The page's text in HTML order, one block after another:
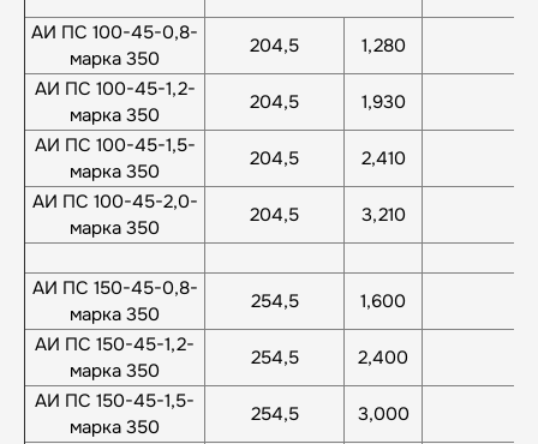
АИ ПС 100-45-0,8-
марка 350
204,5
1,280
АИ ПС 100-45-1,2-
марка 350
204,5
1,930
АИ ПС 100-45-1,5-
марка 350
204,5
2,410
АИ ПС 100-45-2,0-
марка 350
204,5 3,210
АИ ПС 150-45-0,8-
марка 350
254,5
1,600
АИ ПС 150-45-1,2-
марка 350
254,5
2,400
АИ ПС 150-45-1,5-
марка 350
254,5
3,000